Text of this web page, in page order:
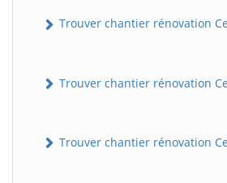
Trouver chantier rénovation
Trouver chantier rénovation
Trouver chantier rénovation